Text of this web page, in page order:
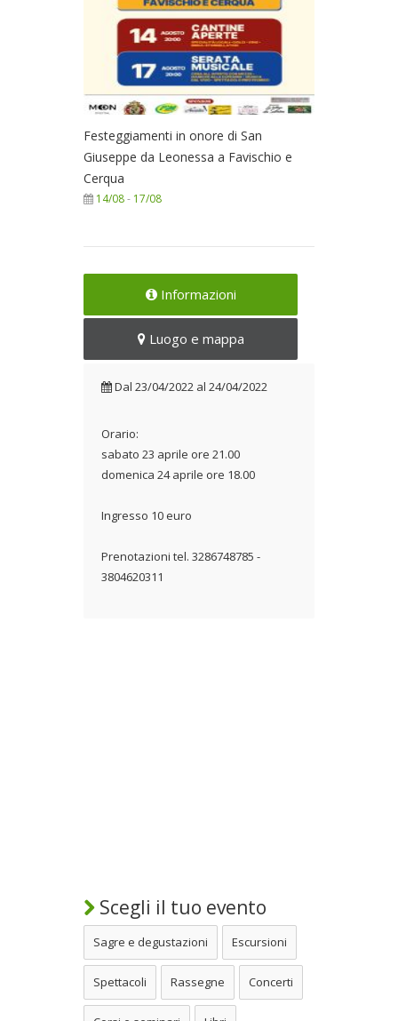
Festeggiamenti in onore di San
Giuseppe da Leonessa a Favischio e
Cerqua
14/08- 17/08
Informazioni
Luogo e mappa
Dal 23/04/2022 al 24/04/2022
Orario:
sabato 23 aprile ore 21.00
domenica 24 aprile ore 18.00
Ingresso 10 euro
Prenotazioni tel. 3286748785 -
3804620311
Scegli il tuo evento
Sagre e degustazioni Escursioni
Spettacoli Rassegne Concerti